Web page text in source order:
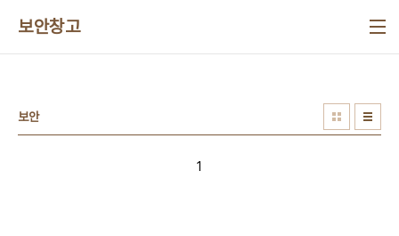
보안창고
보안
1